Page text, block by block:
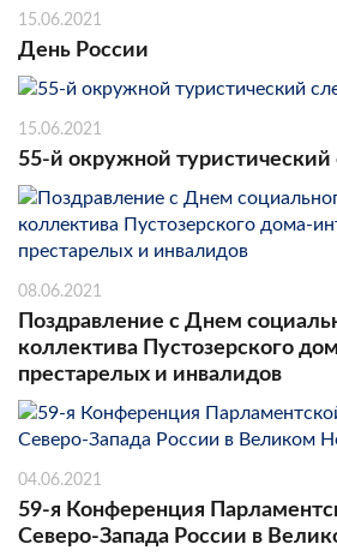
15.06.2021
День России
15.06.2021
55-й окружной туристический
08.06.2021
Поздравление с Днем
коллектива Пустозерского
престарелых и инвалидов
04.06.2021
59-я Конференция
Северо-Запада России в